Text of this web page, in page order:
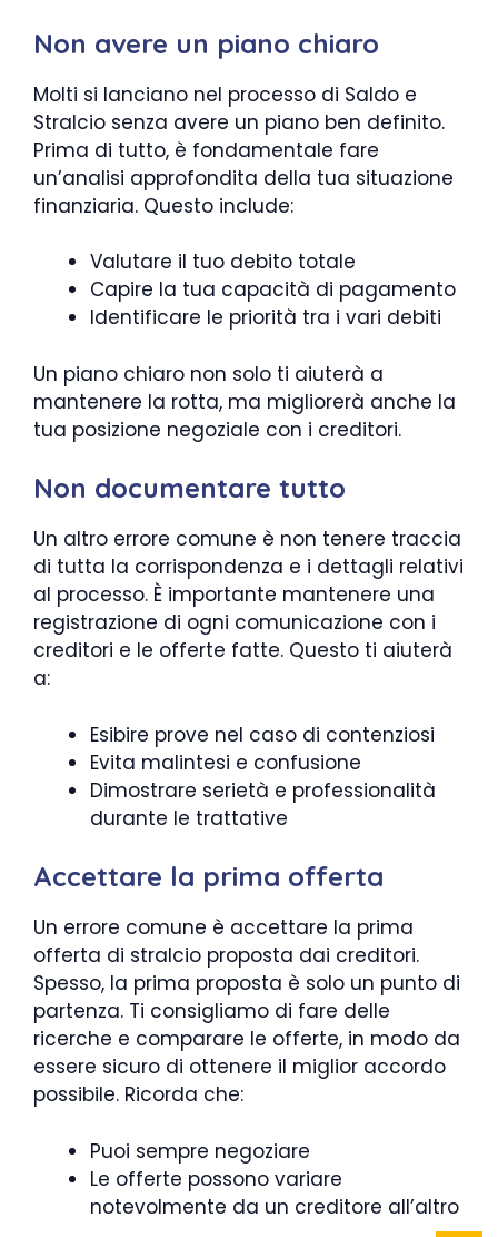
Non avere un piano chiaro
Molti si lanciano nel processo di Saldo e
Stralcio senza avere un piano ben definito.
Prima di tutto, è fondamentale fare
un’analisi approfondita della tua situazione
finanziaria. Questo include:
Valutare il tuo debito totale
Capire la tua capacità di pagamento
Identificare le priorità tra i vari debiti
Un piano chiaro non solo ti aiuterà a
mantenere la rotta, ma migliorerà anche la
tua posizione negoziale con i creditori.
Non documentare tutto
Un altro errore comune è non tenere traccia
di tutta la corrispondenza e i dettagli relativi
al processo. È importante mantenere una
registrazione di ogni comunicazione con i
creditori e le offerte fatte. Questo ti aiuterà
a:
Esibire prove nel caso di contenziosi
Evita malintesi e confusione
Dimostrare serietà e professionalità
durante le trattative
Accettare la prima offerta
Un errore comune è accettare la prima
offerta di stralcio proposta dai creditori.
Spesso, la prima proposta è solo un punto di
partenza. Ti consigliamo di fare delle
ricerche e comparare le offerte, in modo da
essere sicuro di ottenere il miglior accordo
possibile. Ricorda che:
Puoi sempre negoziare
Le offerte possono variare
notevolmente da un creditore all’altro